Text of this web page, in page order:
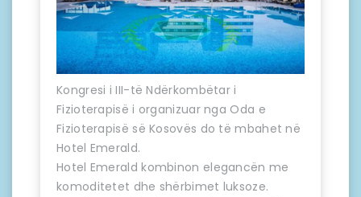
Kongresi i III-të Ndërkombëtar i
Fizioterapisë i organizuar nga Oda e
Fizioterapisë së Kosovës do të mbahet në
Hotel Emerald.
Hotel Emerald kombinon elegancën me
komoditetet dhe shërbimet luksoze.